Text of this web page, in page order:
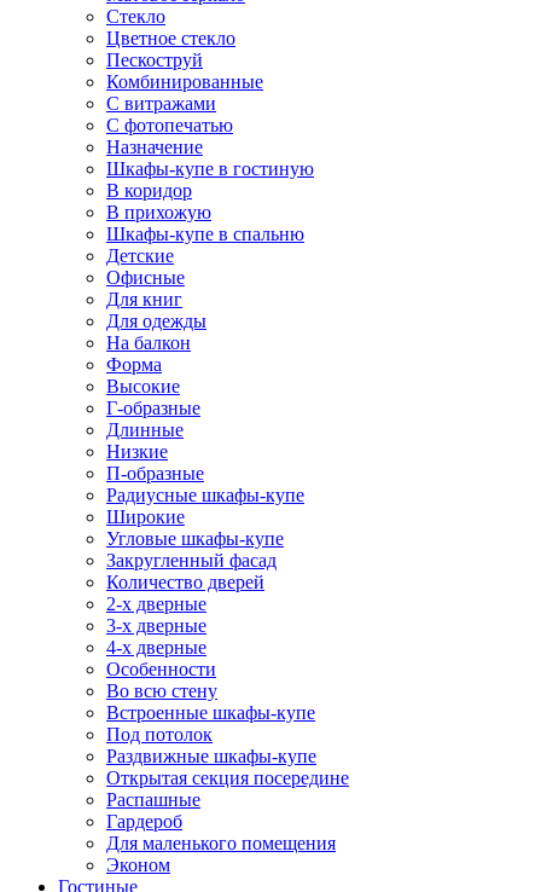
Стекло
Цветное стекло
Пескоструй
Комбинированные
С витражами
С фотопечатью
Назначение
Шкафы-купе в гостиную
В коридор
В прихожую
Шкафы-купе в спальню
Детские
Офисные
Для книг
Для одежды
На балкон
Форма
Высокие
Г-образные
Длинные
Низкие
П-образные
Радиусные шкафы-купе
Широкие
Угловые шкафы-купе
Закругленный фасад
Количество дверей
2-х дверные
3-х дверные
4-х дверные
Особенности
Во всю стену
Встроенные шкафы-купе
Под потолок
Раздвижные шкафы-купе
Открытая секция посередине
Распашные
Гардероб
Для маленького помещения
Эконом
Гостиные